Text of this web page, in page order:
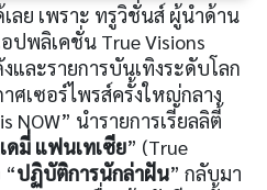
เลย เพราะ ทรูวิชั่นส์ ผู้นำด้าน
ปพลิเคชั่น True Visions
และรายการบันเทิงระดับโลก
ศเซอร์ไพรส์ครั้งใหญ่กลาง
NOW” นำรายการเรียลลิตี้
ดมี่ แฟนเทเซีย” (True
ปฏิบัติการนักล่าฝัน” กลับมา